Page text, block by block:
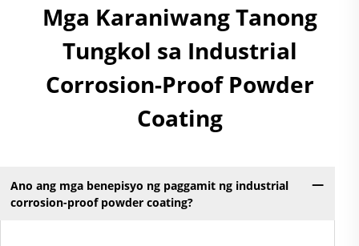
Mga Karaniwang Tanong
Tungkol sa Industrial
Corrosion-Proof Powder
Coating
Ano ang mga benepisyo ng paggamit ng industrial
corrosion-proof powder coating?